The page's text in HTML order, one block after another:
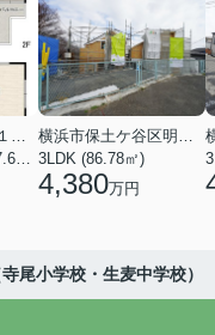
横浜市旭区金が谷１丁目
3LDK＋S(納戸) (87.61㎡)
横浜市保土ケ谷区明神台
3LDK (86.78㎡)
4,380万円
尾小学校・生麦中学校）